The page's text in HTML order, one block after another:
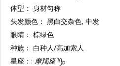
体型： 身材匀称
头发颜色： 黑白交杂色, 中发
眼睛： 棕绿色
种族： 白种人/高加索人
星座：: 摩羯座